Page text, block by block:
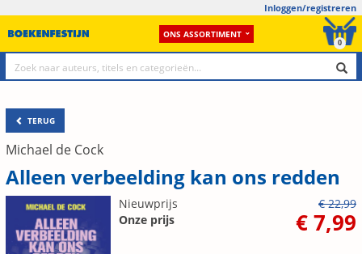
Inloggen/registreren
ONS ASSORTIMENT
0
TERUG
Michael de Cock
Alleen verbeelding kan ons redden
Nieuwprijs
€ 22,99
Onze prijs
€ 7,99